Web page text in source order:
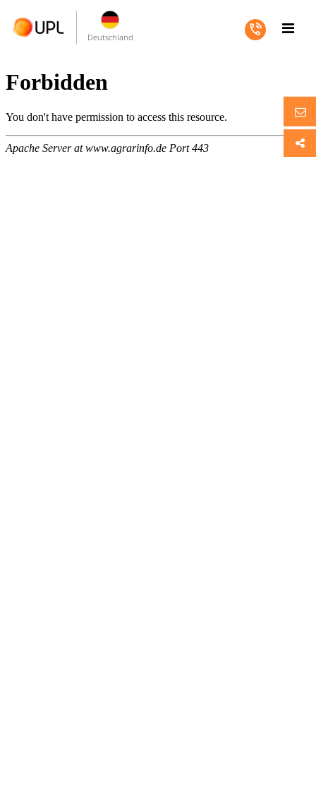
Deutschland